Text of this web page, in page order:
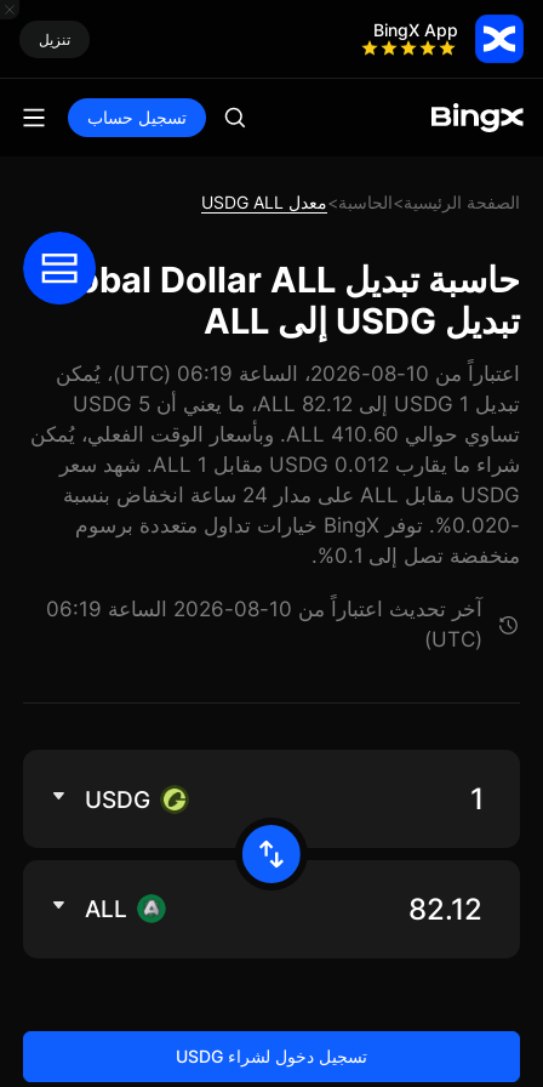
BingX App تنزيل
تسجيل حساب
الصفحة الرئيسية>الحاسبة>معدل USDG ALL
حاسبة تبديل Global Dollar ALL:
تبديل USDG إلى ALL
اعتباراً من 10-08-2026، الساعة 06:19 (UTC)، يُمكن
تبديل 1 USDG إلى 82.12 ALL، ما يعني أن 5 USDG
تساوي حوالي 410.60 ALL. وبأسعار الوقت الفعلي، يُمكن
شراء ما يقارب 0.012 USDG مقابل 1 ALL. شهد سعر
USDG مقابل ALL على مدار 24 ساعة انخفاض بنسبة
-0.020%. توفر BingX خيارات تداول متعددة برسوم
منخفضة تصل إلى 0.1%.
آخر تحديث اعتباراً من 10-08-2026 الساعة 06:19
(UTC)
USDG
ALL
تسجيل دخول لشراء USDG